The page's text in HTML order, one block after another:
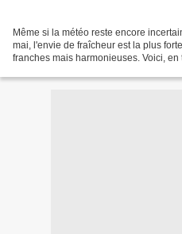
Même si la météo reste encore
mai, l'envie de fraîcheur est la plus
franches mais harmonieuses. Voici, en